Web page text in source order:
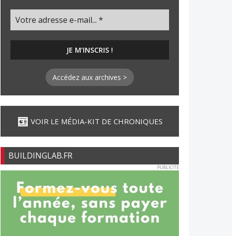
Accédez aux archives >
VOIR LE MÉDIA-KIT DE CHRONIQUES
BUILDINGLAB.FR
PUBLICITE